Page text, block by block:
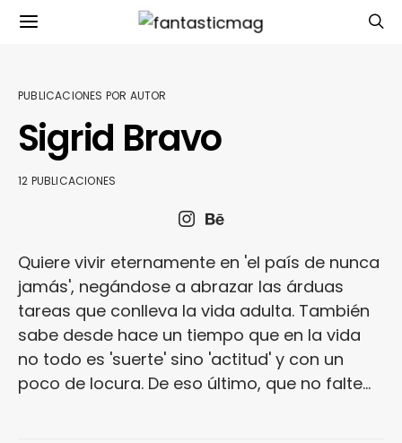
PUBLICACIONES POR AUTOR
Sigrid Bravo
12 PUBLICACIONES
Quiere vivir eternamente en 'el país de nunca
jamás', negándose a abrazar las árduas
tareas que conlleva la vida adulta. También
sabe desde hace un tiempo que en la vida
no todo es 'suerte' sino 'actitud' y con un
poco de locura. De eso último, que no falte...